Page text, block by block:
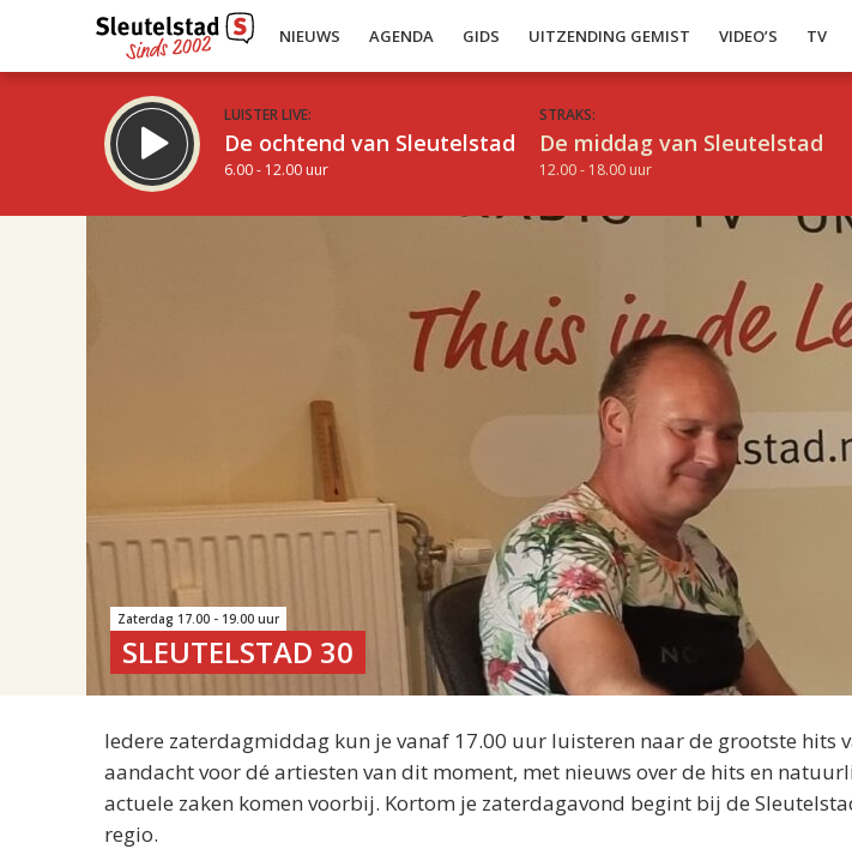
NIEUWS AGENDA GIDS UITZENDING GEMIST VIDEO’S TV
LUISTER LIVE:
De ochtend van Sleutelstad
6.00 - 12.00 uur
STRAKS:
De middag van Sleutelstad
12.00 - 18.00 uur
Zaterdag 17.00 - 19.00 uur
SLEUTELSTAD 30
Iedere zaterdagmiddag kun je vanaf 17.00 uur luisteren naar de grootste hits
aandacht voor dé artiesten van dit moment, met nieuws over de hits en
actuele zaken komen voorbij. Kortom je zaterdagavond begint bij de
regio.